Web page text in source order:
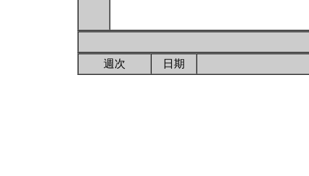
週次 日期